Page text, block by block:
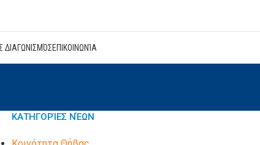
ΔΙΑΓΩΝΙΣΜΌΣΕΠΙΚΟΙΝΩΝΊΑ
ΚΑΤΗΓΟΡΊΕΣ ΝΈΩΝ